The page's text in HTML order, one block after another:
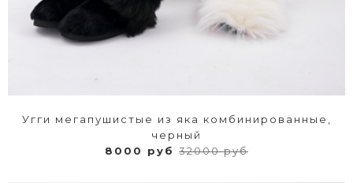
Угги мегапушистые из яка комбинированные,
черный
8000 руб 32000 руб